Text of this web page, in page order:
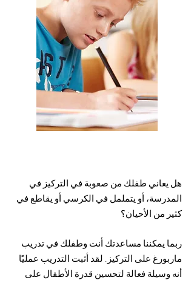
هل يعاني طفلك من صعوبة في التركيز في
المدرسة، أو يتململ في الكرسي أو يقاطع في
كثير من الأحيان؟
ربما يمكننا مساعدتك أنت وطفلك في تدريب
ماربورغ على التركيز. لقد أثبت التدريب عمليًا
أنه وسيلة فعالة لتحسين قدرة الأطفال على